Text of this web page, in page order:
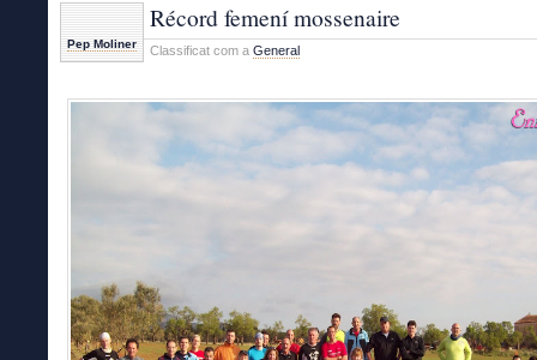
Pep Moliner
Récord femení mossenaire
Classificat com a General